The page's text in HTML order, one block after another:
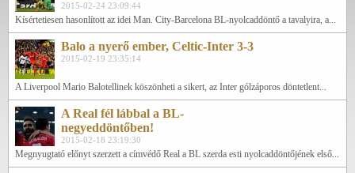
2015-02-24 23:09:44
Kísértetiesen hasonlított az idei Man. City-Barcelona BL-nyolcaddöntő a tavalyira, a...
Balo a nyerő ember, Celtic-Inter 3-3
2015-02-19 23:35:14
A Liverpool Mario Balotellinek köszönheti a sikert, az Inter gólzáporos döntetlent...
A Real fél lábbal a BL-
negyeddöntőben!
2015-02-18 23:19:30
Megnyugtató előnyt szerzett a címvédő Real a BL szerda esti nyolcaddöntőjének első...